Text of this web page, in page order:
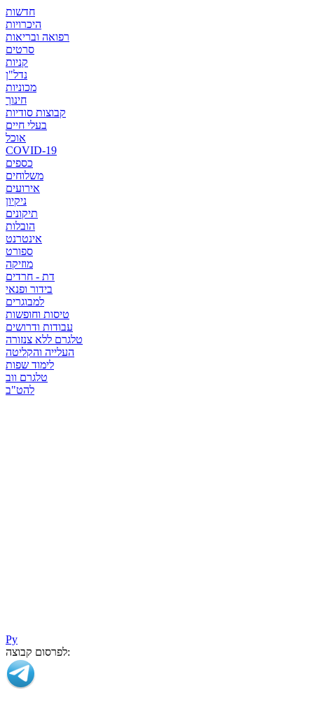
חדשות
היכרויות
רפואה ובריאות
סרטים
קניות
נדל"ן
מכוניות
חינוך
קבוצות סודיות
בעלי חיים
אוכל
COVID-19
כספים
משלוחים
אירועים
ניקיון
תיקונים
הובלות
אינטרנט
ספורט
מוזיקה
דת - חרדים
בידור ופנאי
למבוגרים
טיסות וחופשות
עבודות ודרושים
טלגרם ללא צנזורה
העלייה והקליטה
לימוד שפות
טלגרם ווב
להט"ב
Ру
לפרסום קבוצה: